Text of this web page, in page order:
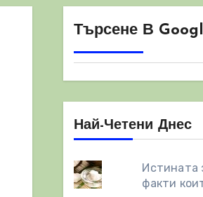
Търсене В
Най-Четени Днес
Истината
факти